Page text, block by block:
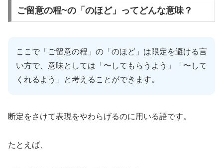
ご留意の程~の「のほど」ってどんな意味？
ここで「ご留意の程」の「のほど」は限定を避ける言
い方で、意味としては「〜してもらうよう」「〜して
くれるよう」と考えることができます。
断定をさけて表現をやわらげるのに用いる語です。
たとえば、